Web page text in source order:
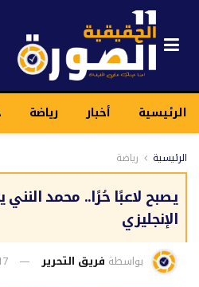
الرئيسية أخبار رياضة
الرئيسية رياضة
يصبح لاعبًا حُرًا.. محمد
الإنجليزي
بواسطة فريق التحرير 17